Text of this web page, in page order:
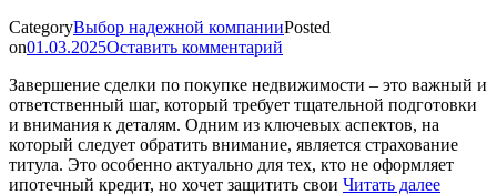
CategoryВыбор надежной компанииPosted
on01.03.2025Оставить комментарий
Завершение сделки по покупке недвижимости – это важный и
ответственный шаг, который требует тщательной подготовки
и внимания к деталям. Одним из ключевых аспектов, на
который следует обратить внимание, является страхование
титула. Это особенно актуально для тех, кто не оформляет
ипотечный кредит, но хочет защитить свои Читать далее